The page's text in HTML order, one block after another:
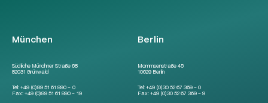
München
Südliche Münchner Straße 68
82031 Grünwald
Tel:+49 (0)89 51 61 890 – 0
Fax:+49 (0)89 51 61 890 – 19
Berlin
Mommsenstraße 45
10629 Berlin
Tel: +49 (0)30 52 67 369 – 0
Fax: +49 (0)30 52 67 369 – 9